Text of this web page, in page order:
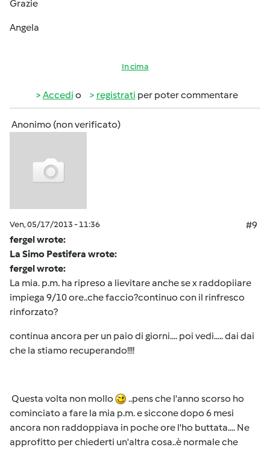
Grazie
Angela
In cima
Accedi o registrati per poter commentare
Anonimo (non verificato)
Ven, 05/17/2013 - 11:36
#9
fergel wrote:
La Simo Pestifera wrote:
fergel wrote:
La mia. p.m. ha ripreso a lievitare anche se x raddopiiare
impiega 9/10 ore..che faccio?continuo con il rinfresco
rinforzato?
continua ancora per un paio di giorni.... poi vedi..... dai dai
che la stiamo recuperando!!!!
Questa volta non mollo
..pens che l'anno scorso ho
cominciato a fare la mia p.m. e siccone dopo 6 mesi
ancora non raddoppiava in poche ore l'ho buttata.... Ne
approfitto per chiederti un'altra cosa..è normale che